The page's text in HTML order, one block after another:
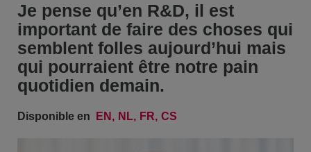
Je pense qu’en R&D, il est
important de faire des choses qui
semblent folles aujourd’hui mais
qui pourraient être notre pain
quotidien demain.
Disponible en EN NL FR CS